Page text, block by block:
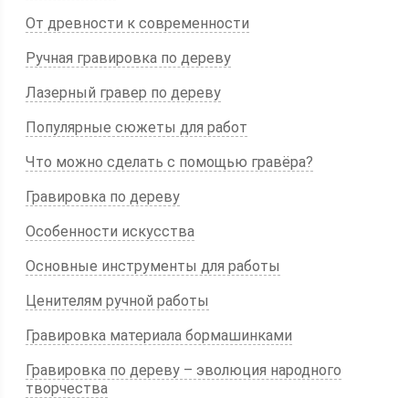
От древности к современности
Ручная гравировка по дереву
Лазерный гравер по дереву
Популярные сюжеты для работ
Что можно сделать с помощью гравёра?
Гравировка по дереву
Особенности искусства
Основные инструменты для работы
Ценителям ручной работы
Гравировка материала бормашинками
Гравировка по дереву – эволюция народного
творчества